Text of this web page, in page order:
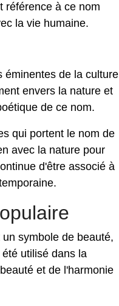
référence à ce nom
la vie humaine.
éminentes de la culture
envers la nature et
de ce nom.
qui portent le nom de
avec la nature pour
d'être associé à
symbole de beauté,
utilisé dans la
et de l'harmonie